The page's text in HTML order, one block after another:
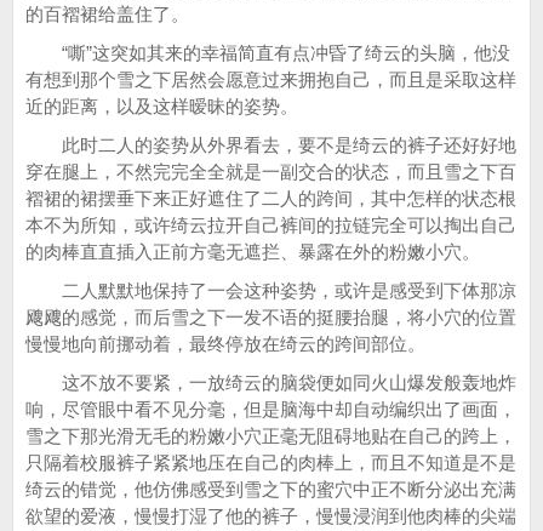
的百褶裙给盖住了。
“嘶”这突如其来的幸福简直有点冲昏了绮云的头脑，他没
有想到那个雪之下居然会愿意过来拥抱自己，而且是采取这样
近的距离，以及这样暧昧的姿势。
此时二人的姿势从外界看去，要不是绮云的裤子还好好地
穿在腿上，不然完完全全就是一副交合的状态，而且雪之下百
褶裙的裙摆垂下来正好遮住了二人的跨间，其中怎样的状态根
本不为所知，或许绮云拉开自己裤间的拉链完全可以掏出自己
的肉棒直直插入正前方毫无遮拦、暴露在外的粉嫩小穴。
二人默默地保持了一会这种姿势，或许是感受到下体那凉
飕飕的感觉，而后雪之下一发不语的挺腰抬腿，将小穴的位置
慢慢地向前挪动着，最终停放在绮云的跨间部位。
这不放不要紧，一放绮云的脑袋便如同火山爆发般轰地炸
响，尽管眼中看不见分毫，但是脑海中却自动编织出了画面，
雪之下那光滑无毛的粉嫩小穴正毫无阻碍地贴在自己的跨上，
只隔着校服裤子紧紧地压在自己的肉棒上，而且不知道是不是
绮云的错觉，他仿佛感受到雪之下的蜜穴中正不断分泌出充满
欲望的爱液，慢慢打湿了他的裤子，慢慢浸润到他肉棒的尖端